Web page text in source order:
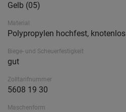
Gelb (05)
Material
Polypropylen hochfest, knotenlos
Biege- und Scheuerfestigkeit
gut
Zolltarifnummer
5608 19 30
Maschenform